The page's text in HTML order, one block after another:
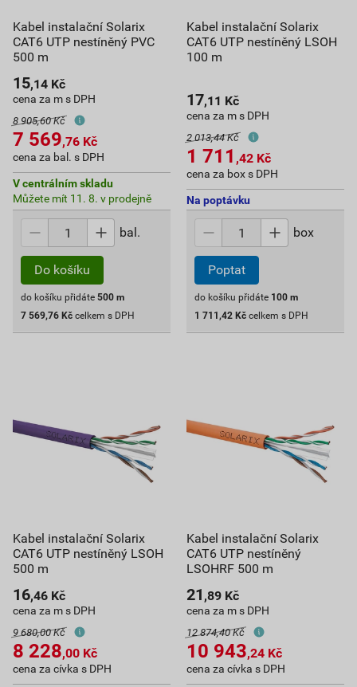
Kabel instalační Solarix
CAT6 UTP nestíněný PVC
500 m
15,14 Kč
cena za m s DPH
8 905,60 Kč
7 569,76 Kč
cena za bal. s DPH
V centrálním skladu
Můžete mít 11. 8. v prodejně
bal.
Do košíku
do košíku přidáte 500 m
7 569,76 Kč celkem s DPH
Kabel instalační Solarix
CAT6 UTP nestíněný LSOH
100 m
17,11 Kč
cena za m s DPH
2 013,44 Kč
1 711 ,42 Kč
cena za box s DPH
Na poptávku
box
Poptat
do košíku přidáte 100 m
1 711,42 Kč celkem s DPH
Kabel instalační Solarix
CAT6 UTP nestíněný LSOH
500 m
16,46 Kč
cena za m s DPH
9 680,00 Kč
8 228,00 Kč
cena za cívka s DPH
Kabel instalační Solarix
CAT6 UTP nestíněný
LSOHRF 500 m
21 ,89 Kč
cena za m s DPH
12 874,40 Kč
10 943,24 Kč
cena za cívka s DPH